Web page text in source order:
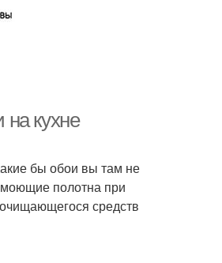
кухне
бы обои вы там не
полотна при
средств